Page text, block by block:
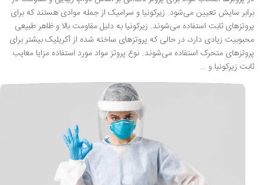
برابر سایش تعیین می‌شود. زیرکونیا و سرامیک از جمله موادی هستند که برای
پروتزهای ثابت استفاده می‌شوند. زیرکونیا به دلیل مقاومت بالا و ظاهر طبیعی
محبوبیت زیادی دارد، در حالی که پروتزهای ساخته شده از آکریلیک بیشتر برای
پروتزهای متحرک استفاده می‌شوند. نوع پروتز مواد مورد استفاده مزایا معایب
ثابت زیرکونیا و …